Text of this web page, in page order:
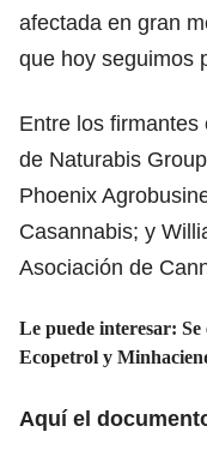
afectada en gran
que hoy seguimos
Entre los
de Naturabis
Phoenix
Casannabis; y
Asociación de
Le puede interesar:
Ecopetrol y
Aquí el